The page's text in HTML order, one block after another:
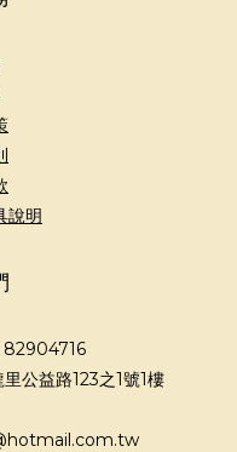
說明
82904716
公益路123之1號1樓